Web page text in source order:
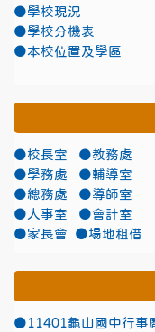
●學校現況
●學校分機表
●本校位置及學區
●校長室
●教務處
●學務處
●輔導室
●總務處
●導師室
●人事室
●會計室
●家長會
●場地租借
●11401龜山國中行事